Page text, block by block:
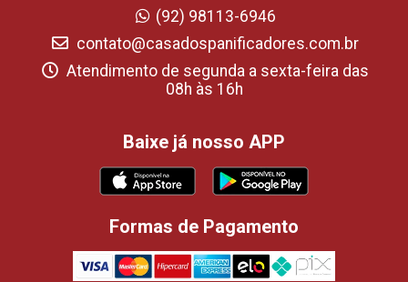
(92) 98113-6946
contato@casadospanificadores.com.br
Atendimento de segunda a sexta-feira das
08h às 16h
Baixe já nosso APP
Formas de Pagamento